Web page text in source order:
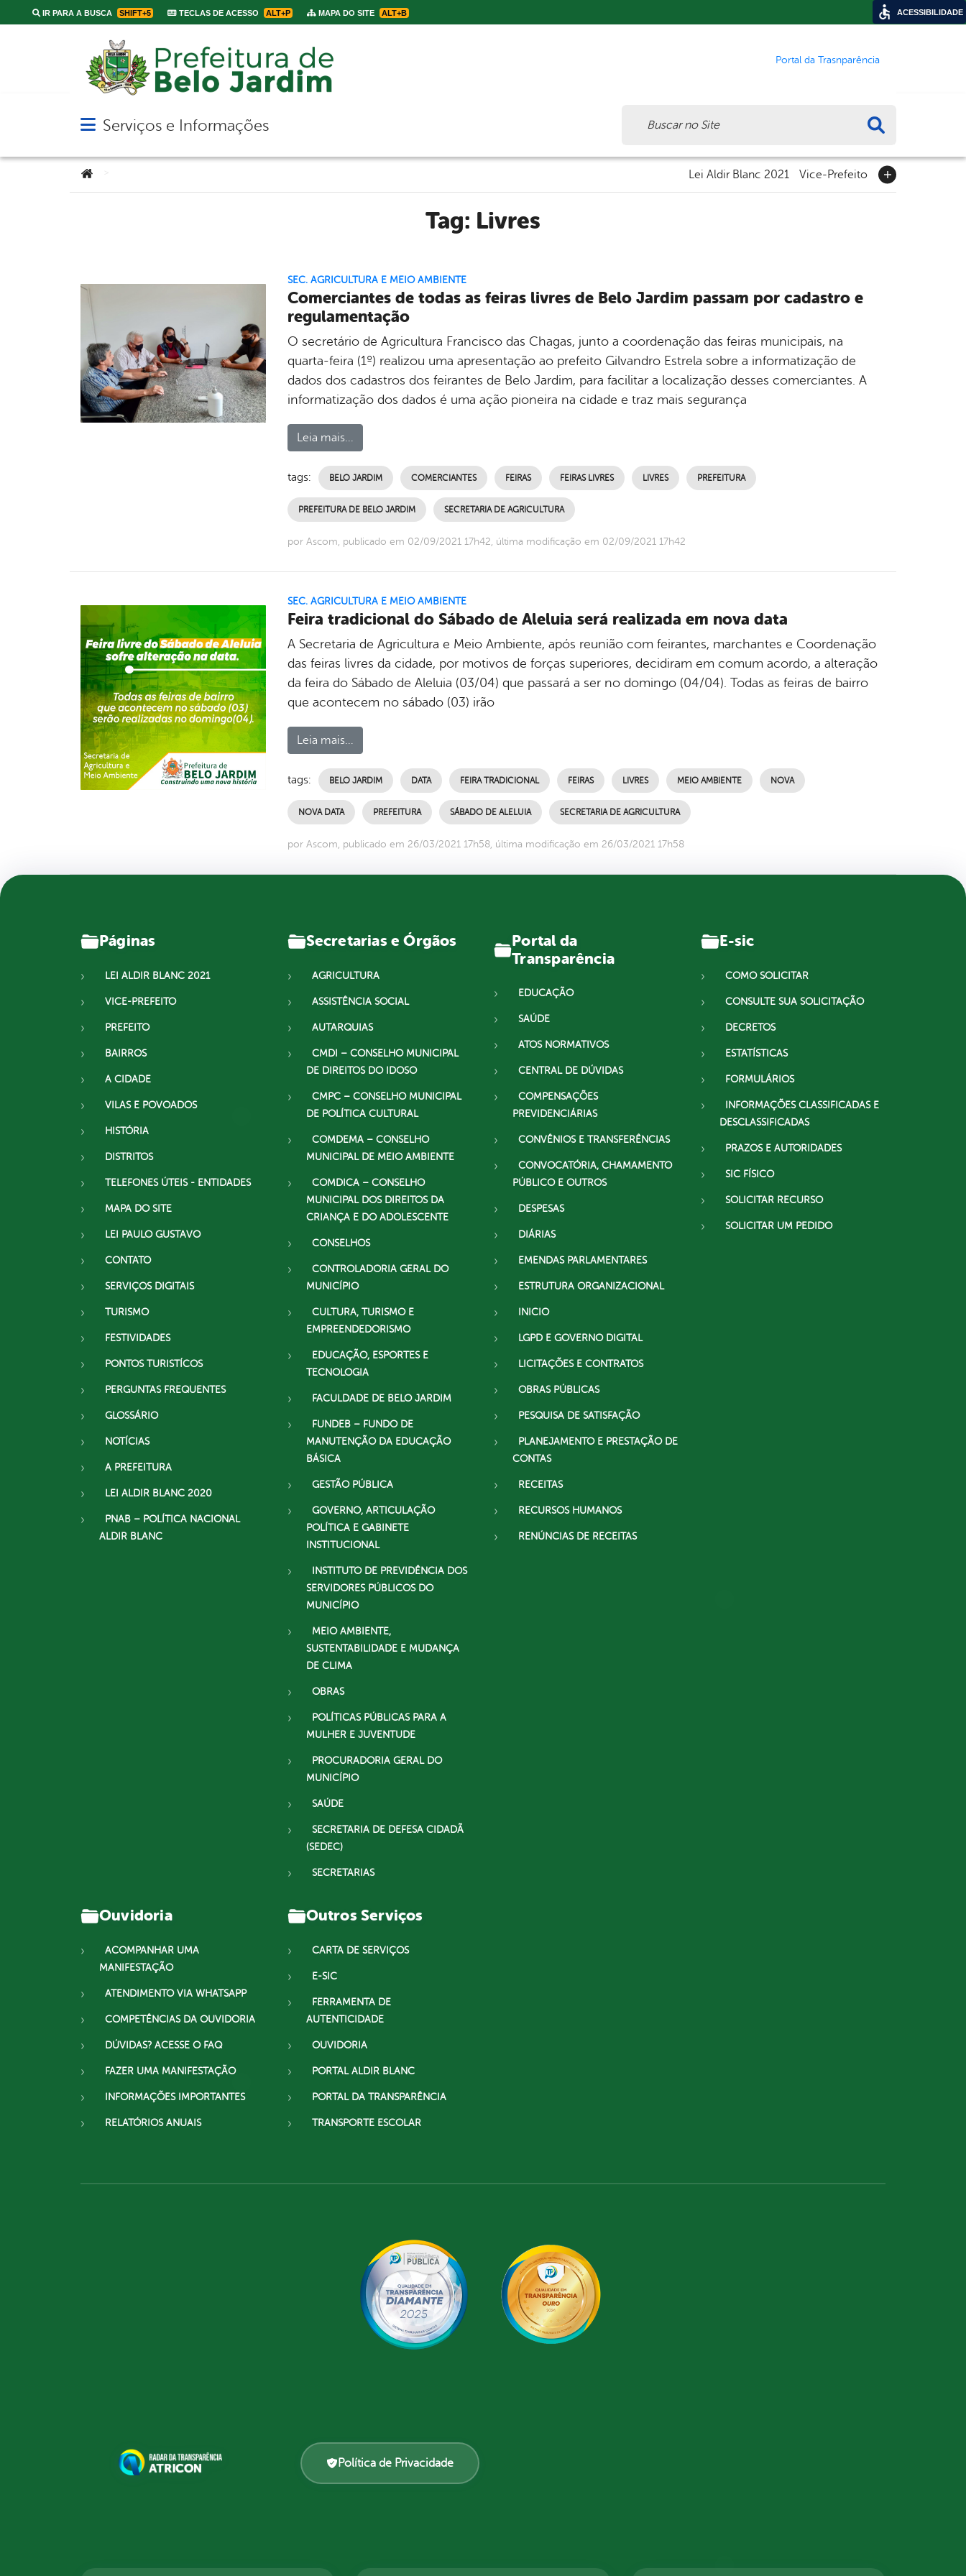
IR PARA A BUSCA SHIFT+5 TECLAS DE ACESSO ALT+P MAPA DO SITE ALT+B
Portal da Trasnparência
Abrir menu principal de navegação
Serviços e Informações
Você está aqui: Lei Aldir Blanc 2021 Vice-Prefeito
Tag: Livres
SEC. AGRICULTURA E MEIO AMBIENTE
Comerciantes de todas as feiras livres de Belo Jardim passam por cadastro e
regulamentação
O secretário de Agricultura Francisco das Chagas, junto a coordenação das feiras municipais, na
quarta-feira (1º) realizou uma apresentação ao prefeito Gilvandro Estrela sobre a informatização de
dados dos cadastros dos feirantes de Belo Jardim, para facilitar a localização desses comerciantes. A
informatização dos dados é uma ação pioneira na cidade e traz mais segurança
Leia mais...
tags: BELO JARDIM COMERCIANTES FEIRAS FEIRAS LIVRES LIVRES PREFEITURA
PREFEITURA DE BELO JARDIM SECRETARIA DE AGRICULTURA
por Ascom, publicado em 02/09/2021 17h42, última modificação em 02/09/2021 17h42
SEC. AGRICULTURA E MEIO AMBIENTE
Feira tradicional do Sábado de Aleluia será realizada em nova data
A Secretaria de Agricultura e Meio Ambiente, após reunião com feirantes, marchantes e Coordenação
das feiras livres da cidade, por motivos de forças superiores, decidiram em comum acordo, a alteração
da feira do Sábado de Aleluia (03/04) que passará a ser no domingo (04/04). Todas as feiras de bairro
que acontecem no sábado (03) irão
Leia mais...
tags: BELO JARDIM DATA FEIRA TRADICIONAL FEIRAS LIVRES MEIO AMBIENTE NOVA
NOVA DATA PREFEITURA SÁBADO DE ALELUIA SECRETARIA DE AGRICULTURA
por Ascom, publicado em 26/03/2021 17h58, última modificação em 26/03/2021 17h58
Páginas
LEI ALDIR BLANC 2021
VICE-PREFEITO
PREFEITO
BAIRROS
A CIDADE
VILAS E POVOADOS
HISTÓRIA
DISTRITOS
TELEFONES ÚTEIS - ENTIDADES
MAPA DO SITE
LEI PAULO GUSTAVO
CONTATO
SERVIÇOS DIGITAIS
TURISMO
FESTIVIDADES
PONTOS TURISTÍCOS
PERGUNTAS FREQUENTES
GLOSSÁRIO
NOTÍCIAS
A PREFEITURA
LEI ALDIR BLANC 2020
PNAB – POLÍTICA NACIONAL
ALDIR BLANC
Secretarias e Órgãos
AGRICULTURA
ASSISTÊNCIA SOCIAL
AUTARQUIAS
CMDI – CONSELHO MUNICIPAL
DE DIREITOS DO IDOSO
CMPC – CONSELHO MUNICIPAL
DE POLÍTICA CULTURAL
COMDEMA – CONSELHO
MUNICIPAL DE MEIO AMBIENTE
COMDICA – CONSELHO
MUNICIPAL DOS DIREITOS DA
CRIANÇA E DO ADOLESCENTE
CONSELHOS
CONTROLADORIA GERAL DO
MUNICÍPIO
CULTURA, TURISMO E
EMPREENDEDORISMO
EDUCAÇÃO, ESPORTES E
TECNOLOGIA
FACULDADE DE BELO JARDIM
FUNDEB – FUNDO DE
MANUTENÇÃO DA EDUCAÇÃO
BÁSICA
GESTÃO PÚBLICA
GOVERNO, ARTICULAÇÃO
POLÍTICA E GABINETE
INSTITUCIONAL
INSTITUTO DE PREVIDÊNCIA DOS
SERVIDORES PÚBLICOS DO
MUNICÍPIO
MEIO AMBIENTE,
SUSTENTABILIDADE E MUDANÇA
DE CLIMA
OBRAS
POLÍTICAS PÚBLICAS PARA A
MULHER E JUVENTUDE
PROCURADORIA GERAL DO
MUNICÍPIO
SAÚDE
SECRETARIA DE DEFESA CIDADÃ
(SEDEC)
SECRETARIAS
Portal da
Transparência
EDUCAÇÃO
SAÚDE
ATOS NORMATIVOS
CENTRAL DE DÚVIDAS
COMPENSAÇÕES
PREVIDENCIÁRIAS
CONVÊNIOS E TRANSFERÊNCIAS
CONVOCATÓRIA, CHAMAMENTO
PÚBLICO E OUTROS
DESPESAS
DIÁRIAS
EMENDAS PARLAMENTARES
ESTRUTURA ORGANIZACIONAL
INICIO
LGPD E GOVERNO DIGITAL
LICITAÇÕES E CONTRATOS
OBRAS PÚBLICAS
PESQUISA DE SATISFAÇÃO
PLANEJAMENTO E PRESTAÇÃO DE
CONTAS
RECEITAS
RECURSOS HUMANOS
RENÚNCIAS DE RECEITAS
E-sic
COMO SOLICITAR
CONSULTE SUA SOLICITAÇÃO
DECRETOS
ESTATÍSTICAS
FORMULÁRIOS
INFORMAÇÕES CLASSIFICADAS E
DESCLASSIFICADAS
PRAZOS E AUTORIDADES
SIC FÍSICO
SOLICITAR RECURSO
SOLICITAR UM PEDIDO
Ouvidoria
ACOMPANHAR UMA
MANIFESTAÇÃO
ATENDIMENTO VIA WHATSAPP
COMPETÊNCIAS DA OUVIDORIA
DÚVIDAS? ACESSE O FAQ
FAZER UMA MANIFESTAÇÃO
INFORMAÇÕES IMPORTANTES
RELATÓRIOS ANUAIS
Outros Serviços
CARTA DE SERVIÇOS
E-SIC
FERRAMENTA DE
AUTENTICIDADE
OUVIDORIA
PORTAL ALDIR BLANC
PORTAL DA TRANSPARÊNCIA
TRANSPORTE ESCOLAR
Política de Privacidade
ACESSIBILIDADE